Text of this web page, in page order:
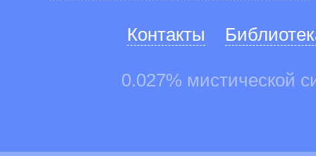
Контакты
0.027% мистической